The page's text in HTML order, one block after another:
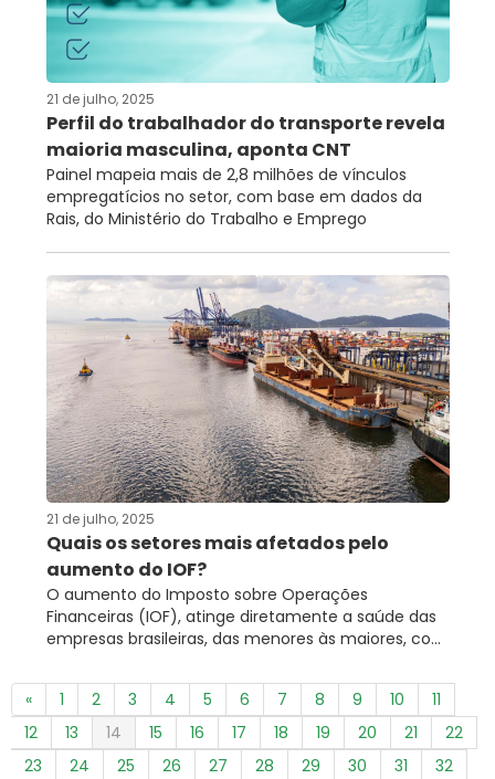
21 de julho, 2025
Perfil do trabalhador do transporte revela
maioria masculina, aponta CNT
Painel mapeia mais de 2,8 milhões de vínculos
empregatícios no setor, com base em dados da
Rais, do Ministério do Trabalho e Emprego
21 de julho, 2025
Quais os setores mais afetados pelo
aumento do IOF?
O aumento do Imposto sobre Operações
Financeiras (IOF), atinge diretamente a saúde das
empresas brasileiras, das menores às maiores, co...
« 1 2 3 4 5 6 7 8 9 10
11
12
13 14 15 16 17 18 19 20 21
22
23
24 25 26 27 28 29 30 31
32